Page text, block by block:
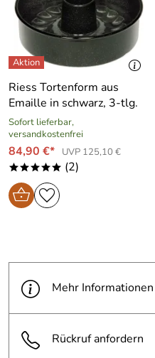
Riess Tortenform aus
Emaille in schwarz, 3-tlg.
Sofort lieferbar,
versandkostenfrei
84,90 €* UVP 125,10 €
***** (2)
Mehr Informationen
Rückruf anfordern